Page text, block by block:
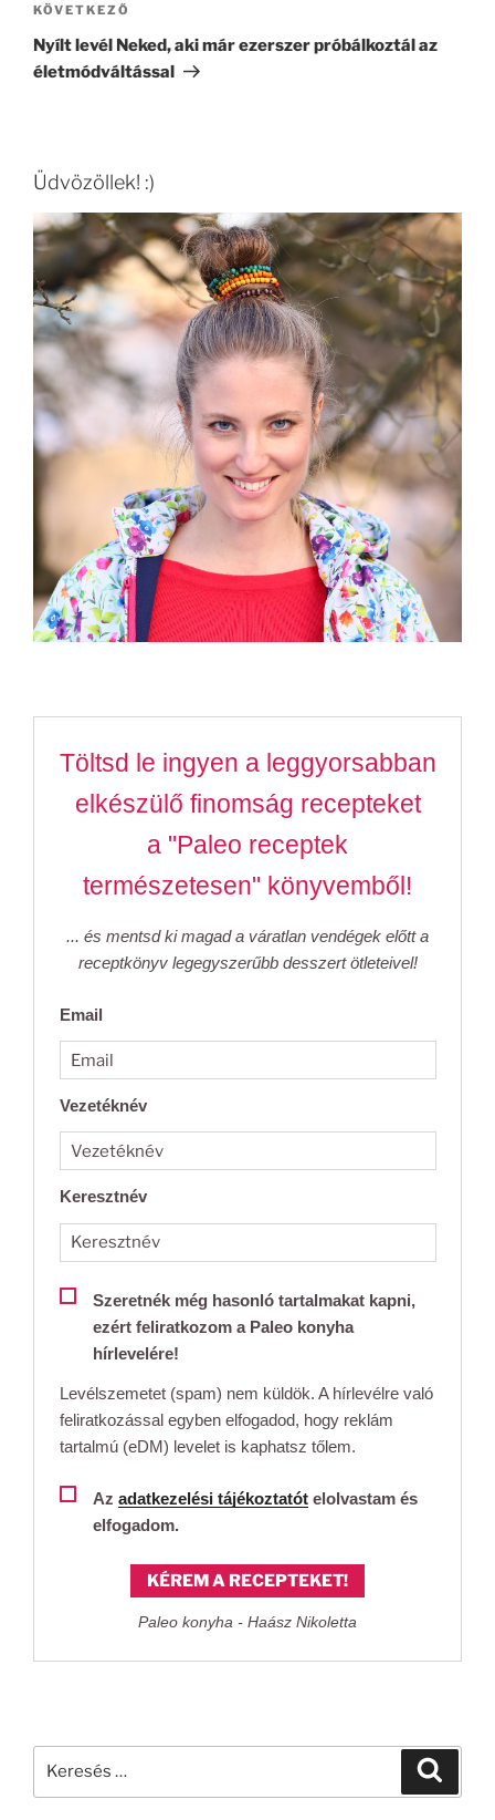
Következő
bejegyzés
KÖVETKEZŐ
Nyílt levél Neked, aki már ezerszer próbálkoztál az
életmódváltással
Üdvözöllek! :)
Töltsd le ingyen a leggyorsabban
elkészülő finomság recepteket
a "Paleo receptek
természetesen" könyvemből!
... és mentsd ki magad a váratlan vendégek előtt a
receptkönyv legegyszerűbb desszert ötleteivel!
Email
Vezetéknév
Keresztnév
Szeretnék még hasonló tartalmakat kapni,
ezért feliratkozom a Paleo konyha
hírlevelére!
Levélszemetet (spam) nem küldök. A hírlevélre való
feliratkozással egyben elfogadod, hogy reklám
tartalmú (eDM) levelet is kaphatsz tőlem.
Az adatkezelési tájékoztatótelolvastam és
elfogadom.
KÉREM A RECEPTEKET!
Paleo konyha - Haász Nikoletta